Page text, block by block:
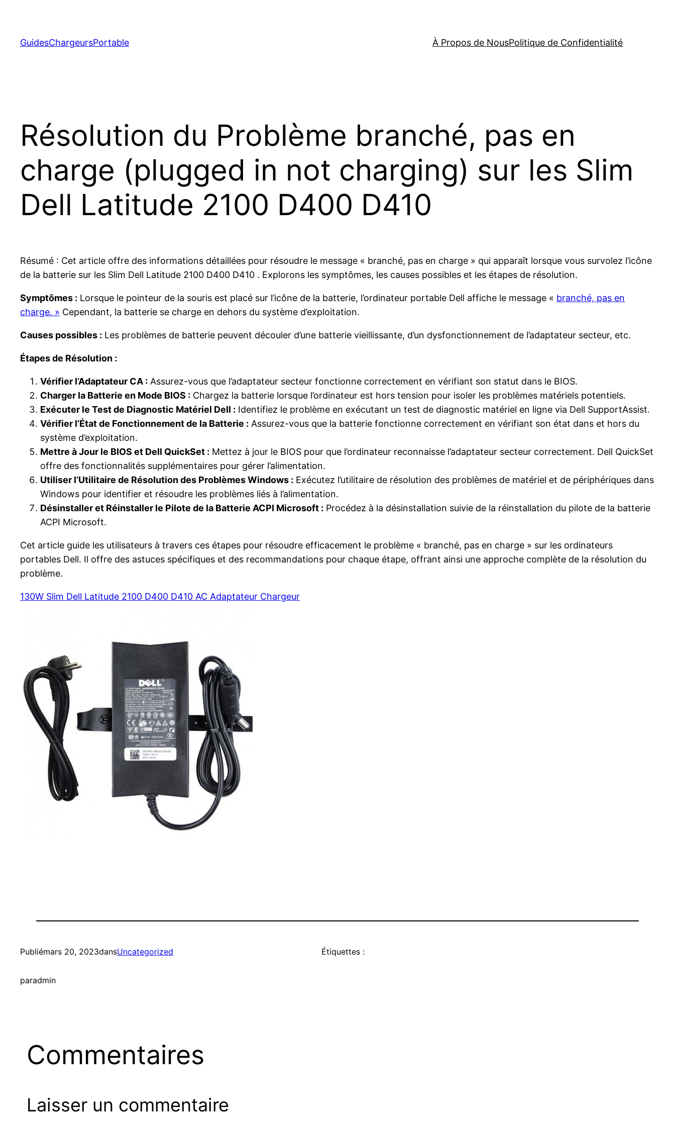
contenu
GuidesChargeursPortable À Propos de NousPolitique de Confidentialité
Résolution du Problème branché, pas en
charge (plugged in not charging) sur les Slim
Dell Latitude 2100 D400 D410
Résumé : Cet article offre des informations détaillées pour résoudre le message « branché, pas en charge » qui apparaît lorsque vous survolez l’icône
de la batterie sur les Slim Dell Latitude 2100 D400 D410 . Explorons les symptômes, les causes possibles et les étapes de résolution.
Symptômes : Lorsque le pointeur de la souris est placé sur l’icône de la batterie, l’ordinateur portable Dell affiche le message « branché, pas en
charge. » Cependant, la batterie se charge en dehors du système d’exploitation.
Causes possibles : Les problèmes de batterie peuvent découler d’une batterie vieillissante, d’un dysfonctionnement de l’adaptateur secteur, etc.
Étapes de Résolution :
Vérifier l’Adaptateur CA : Assurez-vous que l’adaptateur secteur fonctionne correctement en vérifiant son statut dans le BIOS.
Charger la Batterie en Mode BIOS : Chargez la batterie lorsque l’ordinateur est hors tension pour isoler les problèmes matériels potentiels.
Exécuter le Test de Diagnostic Matériel Dell : Identifiez le problème en exécutant un test de diagnostic matériel en ligne via Dell SupportAssist.
Vérifier l’État de Fonctionnement de la Batterie : Assurez-vous que la batterie fonctionne correctement en vérifiant son état dans et hors du
système d’exploitation.
Mettre à Jour le BIOS et Dell QuickSet : Mettez à jour le BIOS pour que l’ordinateur reconnaisse l’adaptateur secteur correctement. Dell QuickSet
offre des fonctionnalités supplémentaires pour gérer l’alimentation.
Utiliser l’Utilitaire de Résolution des Problèmes Windows : Exécutez l’utilitaire de résolution des problèmes de matériel et de périphériques dans
Windows pour identifier et résoudre les problèmes liés à l’alimentation.
Désinstaller et Réinstaller le Pilote de la Batterie ACPI Microsoft : Procédez à la désinstallation suivie de la réinstallation du pilote de la batterie
ACPI Microsoft.
Cet article guide les utilisateurs à travers ces étapes pour résoudre efficacement le problème « branché, pas en charge » sur les ordinateurs
portables Dell. Il offre des astuces spécifiques et des recommandations pour chaque étape, offrant ainsi une approche complète de la résolution du
problème.
130W Slim Dell Latitude 2100 D400 D410 AC Adaptateur Chargeur
Publiémars 20, 2023dansUncategorized
paradmin
Étiquettes :
Commentaires
Laisser un commentaire